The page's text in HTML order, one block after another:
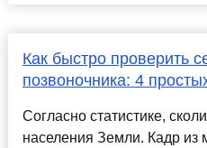
Как быстро проверить
позвоночника: 4
Согласно статистике,
населения Земли. Кадр из